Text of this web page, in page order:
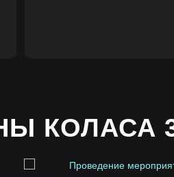
КОЛАСА